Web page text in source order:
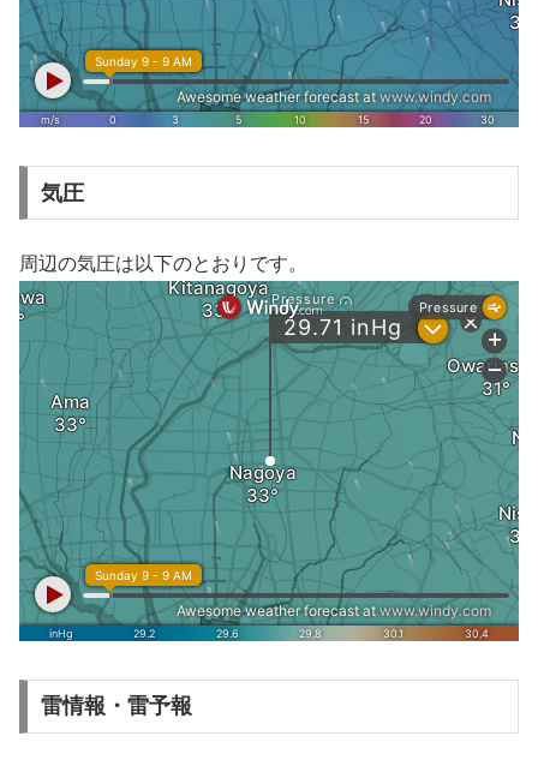
気圧
周辺の気圧は以下のとおりです。
雷情報・雷予報